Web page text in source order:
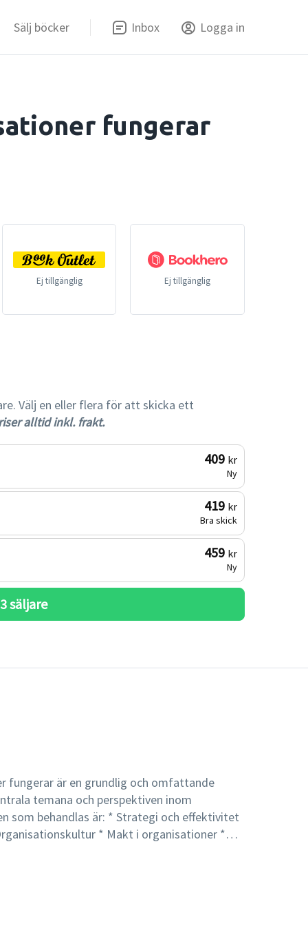
Sälj böcker Inbox Logga in
fungerar
Ej tillgänglig Ej tillgänglig
Välj en eller flera för att skicka ett
alltid inkl. frakt.
409 kr
Ny
419 kr
Bra skick
459 kr
Ny
3 säljare
fungerar är en grundlig och omfattande
temana och perspektiven inom
som behandlas är: * Strategi och effektivitet
* Makt i organisationer *
* Kommunikation *